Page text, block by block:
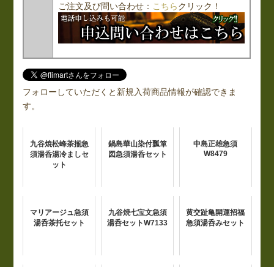
ご注文及び問い合わせ： こちらクリック！
フォローしていただくと新規入荷商品情報が確認できま
す。
九谷焼松峰茶揃急
須湯呑湯冷ましセ
ット
鍋島華山染付瓢箪
図急須湯呑セット
中島正雄急須
W8479
マリアージュ急須
湯呑茶托セット
九谷焼七宝文急須
湯呑セットW7133
黄交趾亀開運招福
急須湯呑みセット